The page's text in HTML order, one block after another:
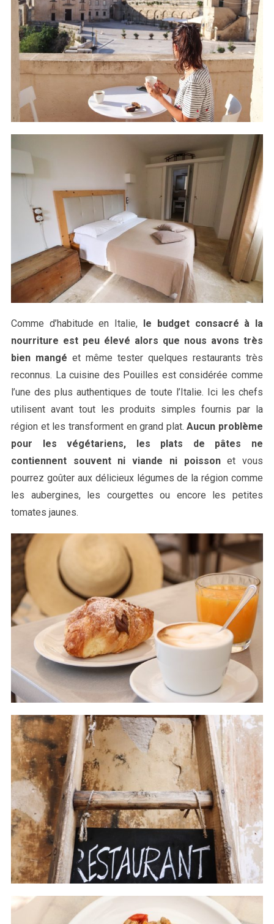
Comme d’habitude en Italie,
le budget consacré à la
nourriture est peu élevé alors que nous avons très
bien mangé et même tester quelques restaurants très
reconnus. La cuisine des Pouilles est considérée comme
l’une des plus authentiques de toute l’Italie. Ici les chefs
utilisent avant tout les produits simples fournis par la
région et les transforment en grand plat.Aucun problème
pour les végétariens, les plats de pâtes ne
contiennent souvent ni viande ni poissonet vous
pourrez goûter aux délicieux légumes de la région comme
les aubergines, les courgettes ou encore les petites
tomates jaunes.